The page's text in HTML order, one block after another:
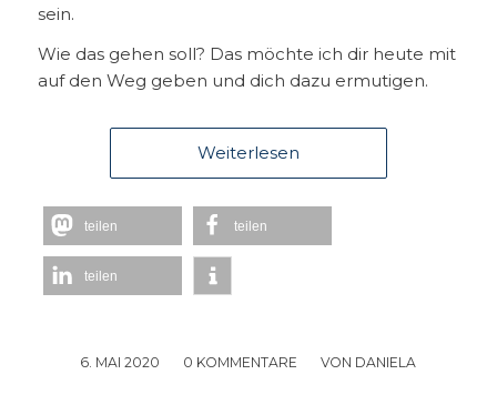
sein.
Wie das gehen soll? Das möchte ich dir heute mit
auf den Weg geben und dich dazu ermutigen.
Weiterlesen
teilen teilen
teilen
6. MAI 2020
/ 0 KOMMENTARE
/ VON DANIELA